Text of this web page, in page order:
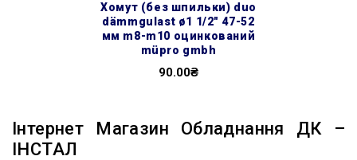
хомут (без шпильки) duo
dämmgulast ø1 1/2″ 47-52
мм m8-m10 оцинкований
müpro gmbh
90.00₴
Інтернет Магазин Обладнання ДК –
ІНСТАЛ